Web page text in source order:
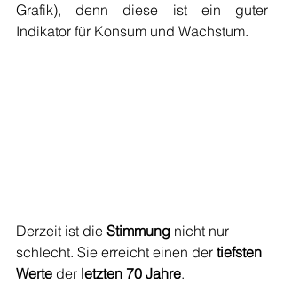
Grafik), denn diese ist ein guter
Indikator für Konsum und Wachstum.
Derzeit ist die Stimmung nicht nur
schlecht. Sie erreicht einen der tiefsten
Werte der letzten 70 Jahre.